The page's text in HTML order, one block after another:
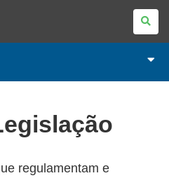
regulamentam e